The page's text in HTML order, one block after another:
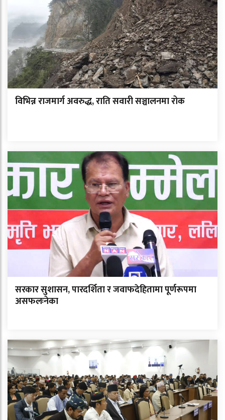
विभिन्न राजमार्ग अवरुद्ध, राति सवारी सञ्चालनमा रोक
सरकार सुशासन, पारदर्शिता र जवाफदेहितामा पूर्णरूपमा
असफलःनेका